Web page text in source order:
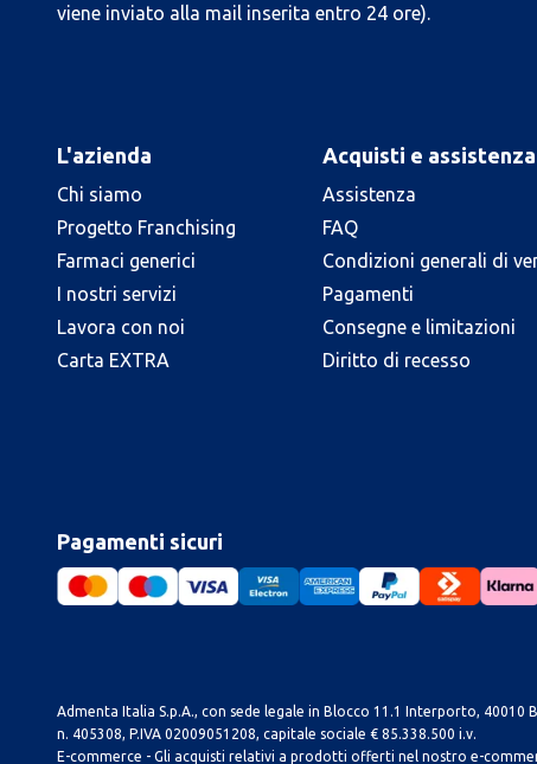
viene inviato alla mail inserita entro 24 ore).
L'azienda
Chi siamo
Progetto Franchising
Farmaci generici
I nostri servizi
Lavora con noi
Carta EXTRA
Acquisti e assistenza
Assistenza
FAQ
Condizioni generali di
Pagamenti
Consegne e limitazioni
Diritto di recesso
Pagamenti sicuri
Admenta Italia S.p.A., con sede legale in Blocco 11.1 Interporto,
n. 405308, P.IVA 02009051208, capitale sociale € 85.338.500 i.v.
E-commerce - Gli acquisti relativi a prodotti offerti nel nostro e-